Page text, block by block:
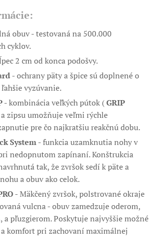
obuv - testovaná na 500.000
cyklov.
2 cm od konca podošvy.
- ochrany päty a špice sú doplnené o
vyzúvanie.
- kombinácia veľkých pútok (GRIP
zipsu umožňuje veľmi rýchle
pre čo najkratšiu reakčnú dobu.
System- funkcia uzamknutia nohy v
nedopnutom zapínaní. Konštrukcia
tak, že zvršok sedí k päte a
a obuv ako celok.
- Mäkčený zvršok, polstrované okraje
vulcna - obuv zamedzuje oderom,
a pľuzgierom. Poskytuje najvyššie možné
komfort pri zachovaní maximálnej